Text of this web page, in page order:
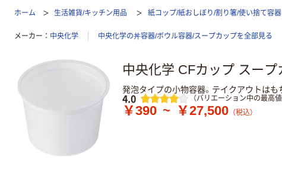
ホーム 生活雑貨/キッチン用品 紙コップ/紙おしぼり/割り箸/使い捨て容器
メーカー 中央化学 中央化学の丼容器/ボウル容器/スープカップを全部見る
中央化学 CFカップ スー
発泡タイプの小物容器。テイクアウトはも
レビュー
4.0 （バリエーション中の最高値
￥390 ~ ￥27,500 （税込）